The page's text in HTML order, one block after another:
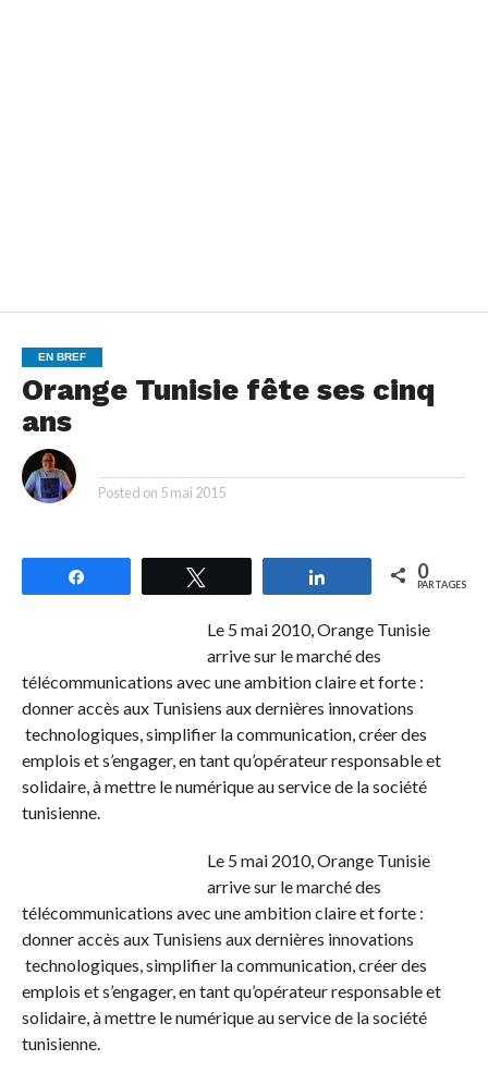
EN BREF
Orange Tunisie fête ses cinq
ans
Posted on 5 mai 2015
Partagez 0
PARTAGES
Le 5 mai 2010, Orange Tunisie
arrive sur le marché des
télécommunications avec une ambition claire et forte :
donner accès aux Tunisiens aux dernières innovations
technologiques, simplifier la communication, créer des
emplois et s’engager, en tant qu’opérateur responsable et
solidaire, à mettre le numérique au service de la société
tunisienne.
Le 5 mai 2010, Orange Tunisie
arrive sur le marché des
télécommunications avec une ambition claire et forte :
donner accès aux Tunisiens aux dernières innovations
technologiques, simplifier la communication, créer des
emplois et s’engager, en tant qu’opérateur responsable et
solidaire, à mettre le numérique au service de la société
tunisienne.